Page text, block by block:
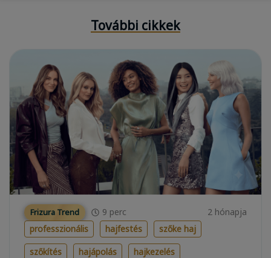
További cikkek
Frizura Trend 9 perc
2 hónapja
professzionális
hajfestés
szőke haj
szőkítés
hajápolás
hajkezelés